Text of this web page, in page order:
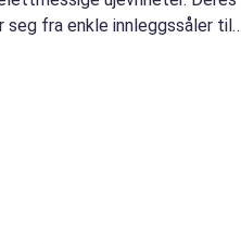
seg fra enkle innleggssåler til